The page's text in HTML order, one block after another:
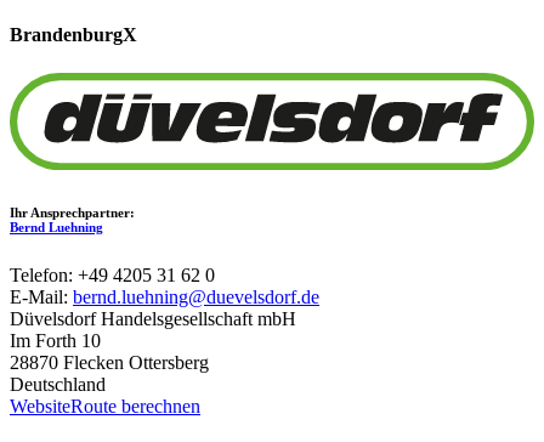
BrandenburgX
Ihr Ansprechpartner:
Bernd Luehning
Telefon: +49 4205 31 62 0
E-Mail: bernd.luehning@duevelsdorf.de
Düvelsdorf Handelsgesellschaft mbH
Im Forth 10
28870 Flecken Ottersberg
Deutschland
WebsiteRoute berechnen